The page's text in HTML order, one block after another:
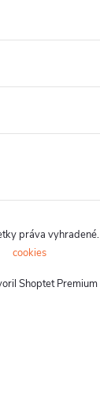
Shoptet Premium
práva vyhradené.
cookies